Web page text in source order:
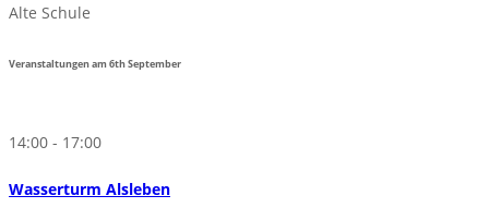
Alte Schule
Veranstaltungen am6thSeptember
14:00 - 17:00
Wasserturm Alsleben